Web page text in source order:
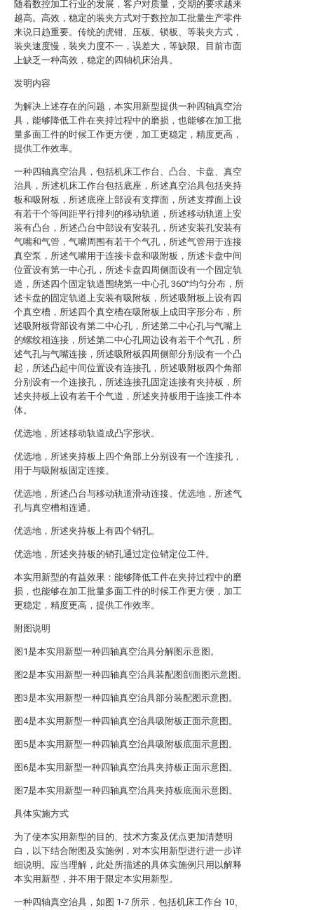
随着数控加工行业的发展，客户对质量，交期的要求越来
越高。高效，稳定的装夹方式对于数控加工批量生产零件
来说日趋重要。传统的虎钳、压板、锁板、等装夹方式，
装夹速度慢，装夹力度不一，误差大，等缺限。目前市面
上缺乏一种高效，稳定的四轴机床治具。
发明内容
为解决上述存在的问题，本实用新型提供一种四轴真空治
具，能够降低工件在夹持过程中的磨损，也能够在加工批
量多面工件的时候工作更方便，加工更稳定，精度更高，
提供工作效率。
一种四轴真空治具，包括机床工作台、凸台、卡盘、真空
治具，所述机床工作台包括底座，所述真空治具包括夹持
板和吸附板，所述底座上部设有支撑面，所述支撑面上设
有若干个等间距平行排列的移动轨道，所述移动轨道上安
装有凸台，所述凸台中部设有安装孔，所述安装孔安装有
气嘴和气管，气嘴周围有若干个气孔，所述气管用于连接
真空泵，所述气嘴用于连接卡盘和吸附板，所述卡盘中间
位置设有第一中心孔，所述卡盘四周侧面设有一个固定轨
道，所述四个固定轨道围绕第一中心孔 360°均匀分布，所
述卡盘的固定轨道上安装有吸附板，所述吸附板上设有四
个真空槽，所述四个真空槽在吸附板上成田字形分布，所
述吸附板背部设有第二中心孔，所述第二中心孔与气嘴上
的螺纹相连接，所述第二中心孔周边设有若干个气孔，所
述气孔与气嘴连接，所述吸附板四周侧部分别设有一个凸
起，所述凸起中间位置设有连接孔，所述吸附板四个角部
分别设有一个连接孔，所述连接孔固定连接有夹持板，所
述夹持板上设有若干个气道，所述夹持板用于连接工件本
体。
优选地，所述移动轨道成凸字形状。
优选地，所述夹持板上四个角部上分别设有一个连接孔，
用于与吸附板固定连接。
优选地，所述凸台与移动轨道滑动连接。优选地，所述气
孔与真空槽相连通。
优选地，所述夹持板上有四个销孔。
优选地，所述夹持板的销孔通过定位销定位工件。
本实用新型的有益效果：能够降低工件在夹持过程中的磨
损，也能够在加工批量多面工件的时候工作更方便，加工
更稳定，精度更高，提供工作效率。
附图说明
图1是本实用新型一种四轴真空治具分解图示意图。
图2是本实用新型一种四轴真空治具装配图剖面图示意图。
图3是本实用新型一种四轴真空治具部分装配图示意图。
图4是本实用新型一种四轴真空治具吸附板正面示意图。
图5是本实用新型一种四轴真空治具吸附板底面示意图。
图6是本实用新型一种四轴真空治具夹持板正面示意图。
图7是本实用新型一种四轴真空治具夹持板底面示意图。
具体实施方式
为了使本实用新型的目的、技术方案及优点更加清楚明
白，以下结合附图及实施例，对本实用新型进行进一步详
细说明。应当理解，此处所描述的具体实施例只用以解释
本实用新型，并不用于限定本实用新型。
一种四轴真空治具，如图 1-7 所示，包括机床工作台 10、